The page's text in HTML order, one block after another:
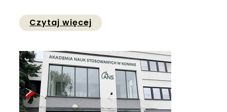
Czytaj więcej Przejdź do pełnej